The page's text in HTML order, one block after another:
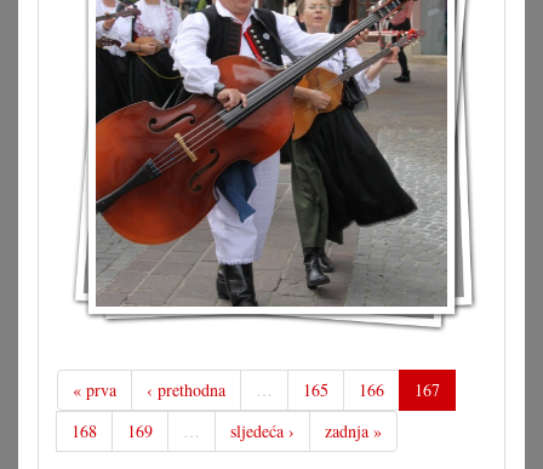
« prva ‹ prethodna … 165 166
167
168
169 … sljedeća › zadnja »